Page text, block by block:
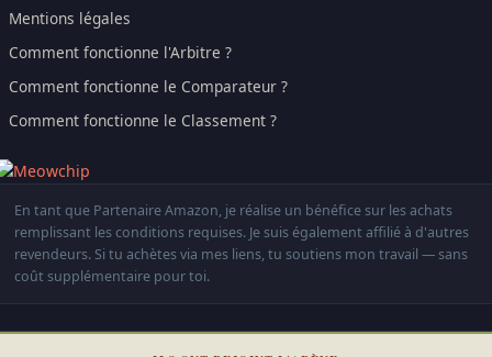
Mentions légales
Comment fonctionne l'Arbitre ?
Comment fonctionne le Comparateur ?
Comment fonctionne le Classement ?
En tant que Partenaire Amazon, je réalise un bénéfice sur les achats
remplissant les conditions requises. Je suis également affilié à d'autres
revendeurs. Si tu achètes via mes liens, tu soutiens mon travail — sans
coût supplémentaire pour toi.